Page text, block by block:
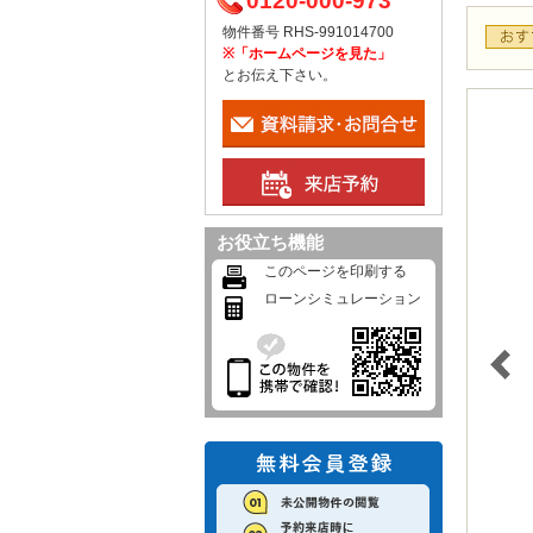
物件番号 RHS-991014700
※「ホームページを見た」
とお伝え下さい。
お役立ち機能
このページを印刷する
ローンシミュレーション